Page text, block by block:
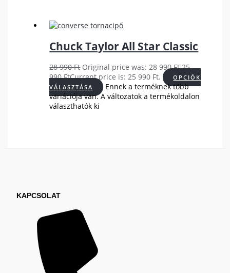
Chuck Taylor All Star Classic
28 990Ft Original price was: 28 990 Ft.25
990FtCurrent price is: 25 990 Ft.
OPCIÓK
VÁLASZTÁSA
Ennek a terméknek több
variációja van. A változatok a termékoldalon
választhatók ki
KAPCSOLAT